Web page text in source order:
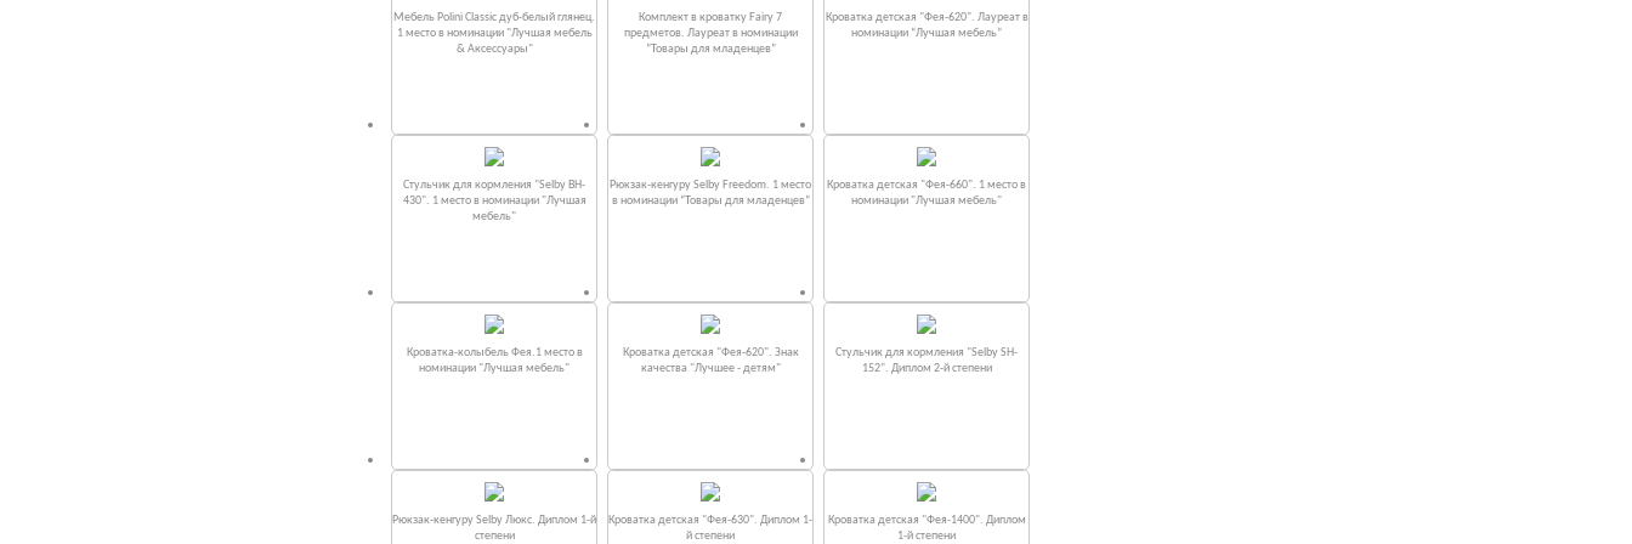
Мебель Polini Classic дуб-белый глянец.
1 место в номинации "Лучшая мебель
& Аксессуары"
Комплект в кроватку Fаiry 7
предметов. Лауреат в номинации
“Товары для младенцев”
Кроватка детская "Фея-620". Лауреат в
номинации “Лучшая мебель”
Стульчик для кормления "Selby BH-
430". 1 место в номинации "Лучшая
мебель"
Рюкзак-кенгуру Selby Freedom. 1 место
в номинации “Товары для младенцев”
Кроватка детская "Фея-660". 1 место в
номинации "Лучшая мебель"
Кроватка-колыбель Фея.1 место в
номинации "Лучшая мебель"
Кроватка детская "Фея-620". Знак
качества "Лучшее - детям"
Стульчик для кормления "Selby SH-
152". Диплом 2-й степени
Рюкзак-кенгуру Selby Люкс. Диплом 1-й
степени
Кроватка детская "Фея-630". Диплом 1-
й степени
Кроватка детская "Фея-1400". Диплом
1-й степени